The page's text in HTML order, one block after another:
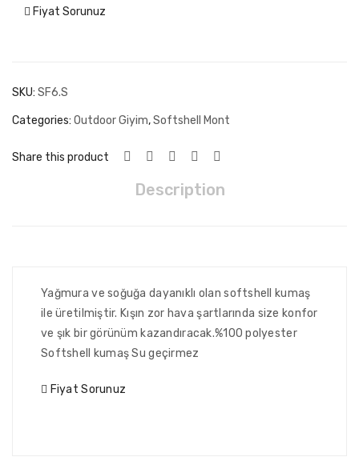
Fiyat Sorunuz
SKU: SF6.S
Categories: Outdoor Giyim,Softshell Mont
Share this product
Description
Yağmura ve soğuğa dayanıklı olan softshell kumaş
ile üretilmiştir. Kışın zor hava şartlarında size konfor
ve şık bir görünüm kazandıracak.%100 polyester
Softshell kumaş Su geçirmez
Fiyat Sorunuz